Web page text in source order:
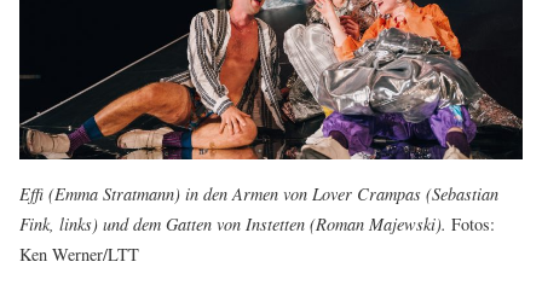
Effi (Emma Stratmann) in den Armen von Lover Crampas (Sebastian
Fink, links) und dem Gatten von Instetten (Roman Majewski). Fotos:
Ken Werner/LTT